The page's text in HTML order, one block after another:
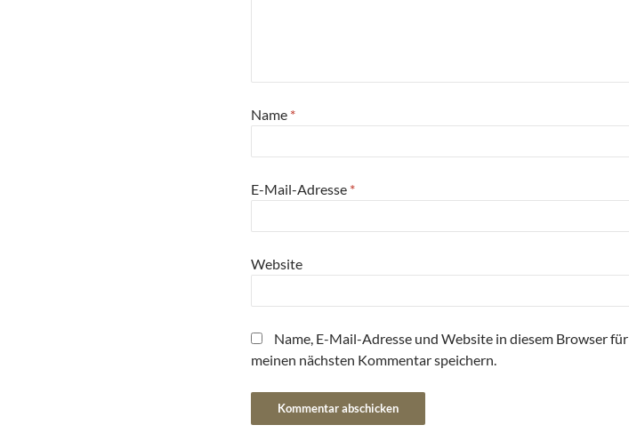
Name *
E-Mail-Adresse *
Website
Name, E-Mail-Adresse und Website in diesem Browser für
meinen nächsten Kommentar speichern.